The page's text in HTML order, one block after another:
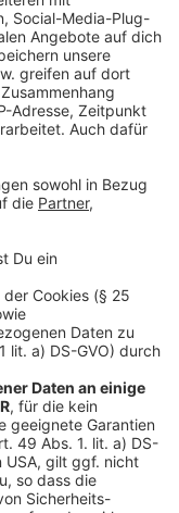
ihrem Mann
um ihren